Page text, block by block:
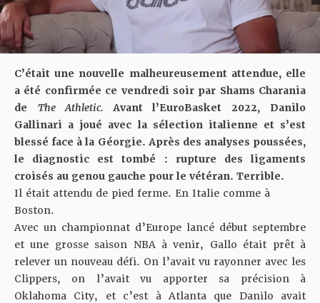
C’était une nouvelle malheureusement attendue, elle
a été confirmée ce vendredi soir par Shams Charania
de The Athletic. Avant l’EuroBasket 2022, Danilo
Gallinari a joué avec la sélection italienne et s’est
blessé face à la Géorgie. Après des analyses poussées,
le diagnostic est tombé : rupture des ligaments
croisés au genou gauche pour le vétéran. Terrible.
Il était attendu de pied ferme. En Italie comme à
Boston.
Avec un championnat d’Europe lancé début septembre
et une grosse saison NBA à venir, Gallo était prêt à
relever un nouveau défi. On l’avait vu rayonner avec les
Clippers, on l’avait vu apporter sa précision à
Oklahoma City, et c’est à Atlanta que Danilo avait